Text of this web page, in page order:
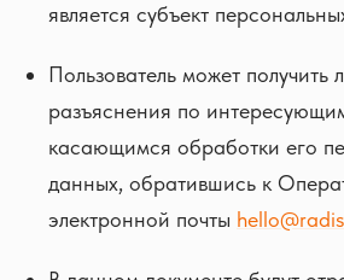
является субъект
Пользователь может получить
разъяснения по
касающимся обработки его
данных, обратившись к
электронной почты